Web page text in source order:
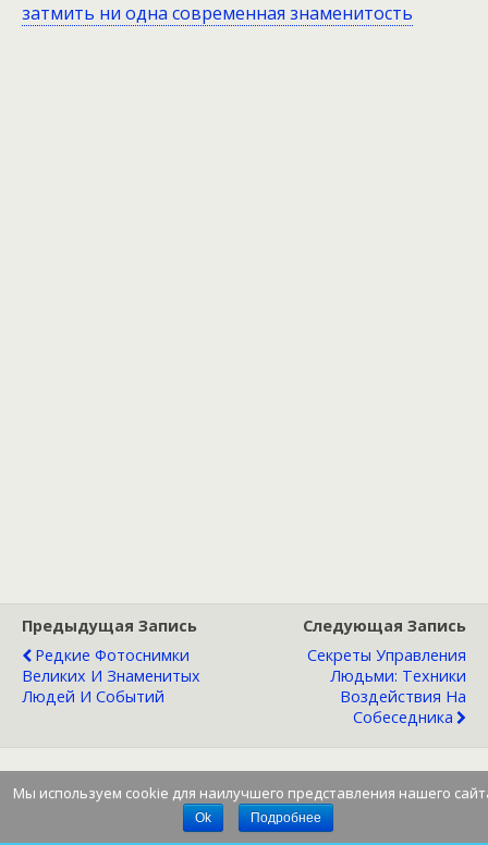
затмить ни одна современная знаменитость
Предыдущая Запись
Редкие Фотоснимки
Великих И Знаменитых
Людей И Событий
Следующая Запись
Секреты Управления
Людьми: Техники
Воздействия На
Собеседника
Мы используем cookie для наилучшего представления нашего
Ok Подробнее
Наверх